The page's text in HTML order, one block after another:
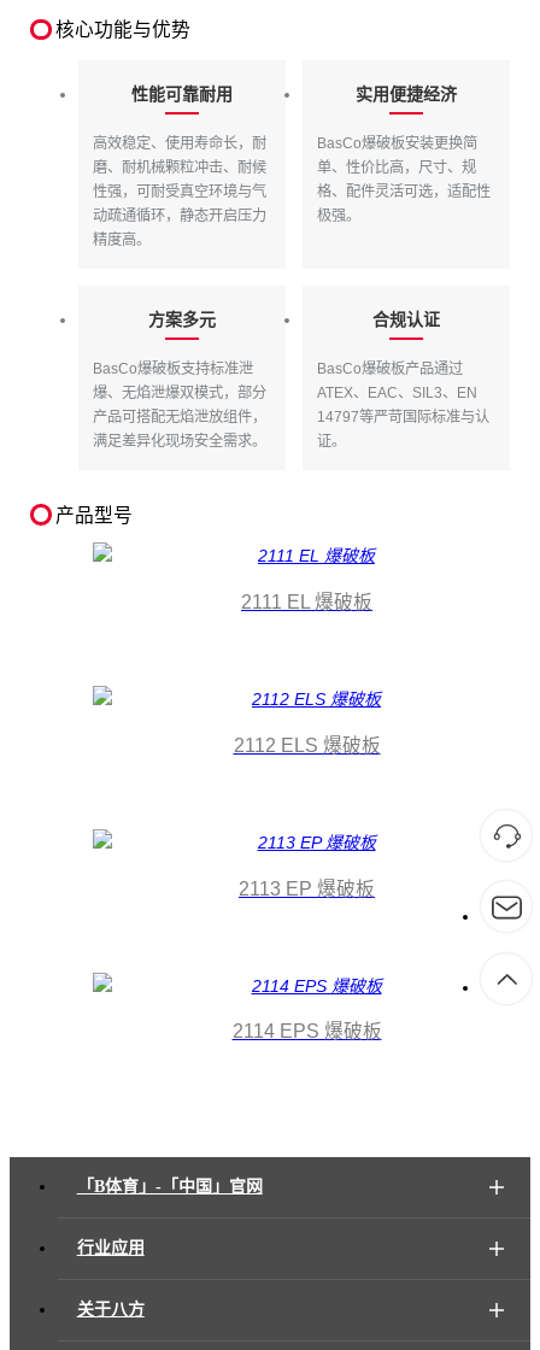
核心功能与优势
性能可靠耐用
高效稳定、使用寿命长，耐
磨、耐机械颗粒冲击、耐候
性强，可耐受真空环境与气
动疏通循环，静态开启压力
精度高。
实用便捷经济
BasCo爆破板安装更换简
单、性价比高，尺寸、规
格、配件灵活可选，适配性
极强。
方案多元
BasCo爆破板支持标准泄
爆、无焰泄爆双模式，部分
产品可搭配无焰泄放组件，
满足差异化现场安全需求。
合规认证
BasCo爆破板产品通过
ATEX、EAC、SIL3、EN
14797等严苛国际标准与认
证。
产品型号
2111 EL 爆破板
2112 ELS 爆破板
2113 EP 爆破板
2114 EPS 爆破板
「B体育」-「中国」官网
行业应用
关于八方